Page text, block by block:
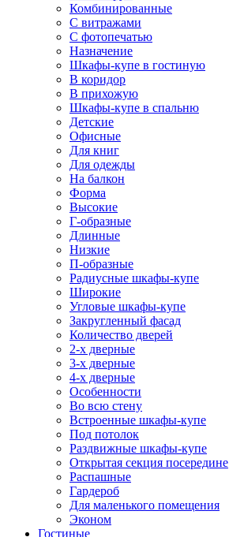
Комбинированные
С витражами
С фотопечатью
Назначение
Шкафы-купе в гостиную
В коридор
В прихожую
Шкафы-купе в спальню
Детские
Офисные
Для книг
Для одежды
На балкон
Форма
Высокие
Г-образные
Длинные
Низкие
П-образные
Радиусные шкафы-купе
Широкие
Угловые шкафы-купе
Закругленный фасад
Количество дверей
2-х дверные
3-х дверные
4-х дверные
Особенности
Во всю стену
Встроенные шкафы-купе
Под потолок
Раздвижные шкафы-купе
Открытая секция посередине
Распашные
Гардероб
Для маленького помещения
Эконом
Гостиные